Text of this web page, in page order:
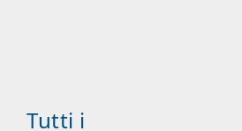
Tutti i